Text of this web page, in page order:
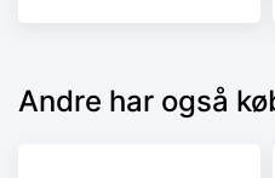
Andre har også